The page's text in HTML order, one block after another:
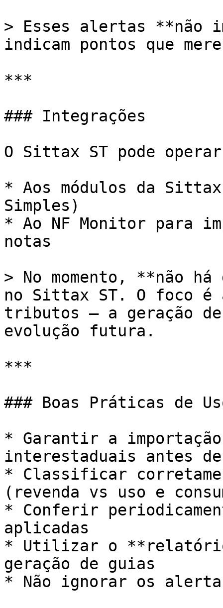
> Esses alertas **não
indicam pontos que
***
### Integrações
O Sittax ST pode
* Aos módulos da
Simples)
* Ao NF Monitor para
notas
> No momento, **não
no Sittax ST. O foco é
tributos — a geração
evolução futura.
***
### Boas Práticas de
* Garantir a
interestaduais antes
* Classificar
(revenda vs uso e
* Conferir
aplicadas
* Utilizar o **relatório
geração de guias
* Não ignorar os